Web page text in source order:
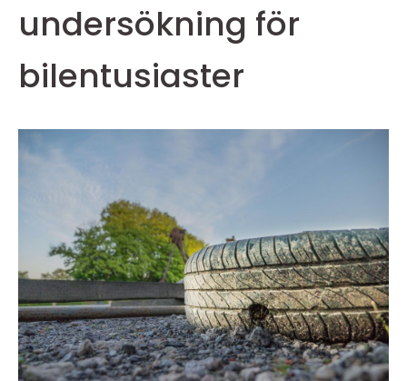
undersökning för
bilentusiaster